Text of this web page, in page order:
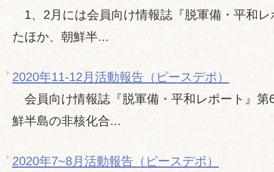
1、2月には会員向け情報誌『脱軍備・平和レ
たほか、朝鮮半...
2020年11-12月活動報告（ピースデポ）
会員向け情報誌『脱軍備・平和レポート』第
鮮半島の非核化合...
2020年7~8月活動報告（ピースデポ）